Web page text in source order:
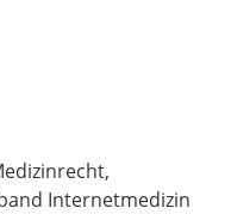
Internetmedizin